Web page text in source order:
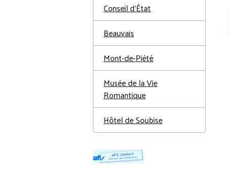
Conseil d'État
Beauvais
Mont-de-Piété
Musée de la Vie
Romantique
Hôtel de Soubise